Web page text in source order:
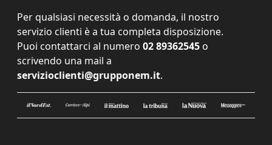
Per qualsiasi necessità o domanda, il nostro
servizio clienti è a tua completa disposizione.
Puoi contattarci al numero 02 89362545 o
scrivendo una mail a
servizioclienti@grupponem.it.